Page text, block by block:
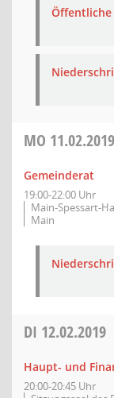
MO 11.02.2019
Gemeinderat
19:00-22:00 Uhr
Main-Spessart-
Main
DI 12.02.2019
Haupt- und
20:00-20:45 Uhr